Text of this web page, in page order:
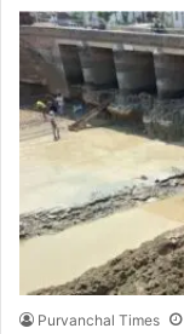
Purvanchal Times